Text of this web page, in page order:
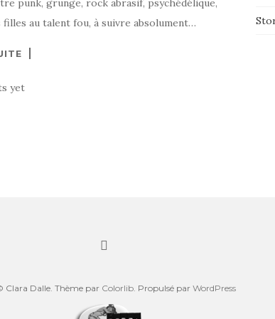
punk, grunge, rock abrasif, psychédélique,
filles au talent fou, à suivre absolument…
yet
Clara Dalle. Thème par Colorlib. Propulsé par WordPress